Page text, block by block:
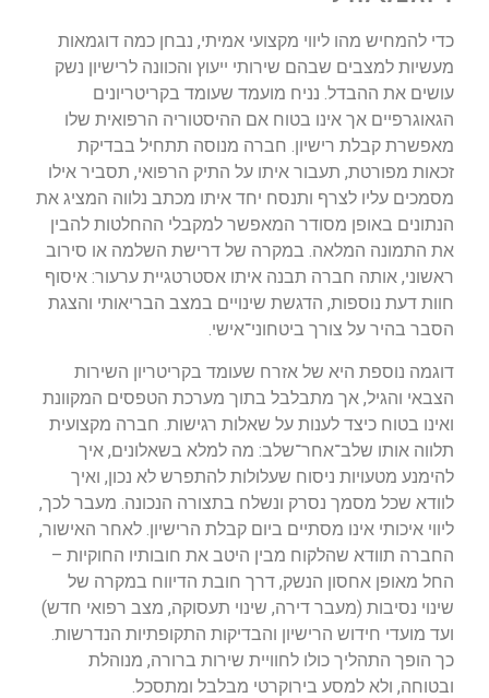
כדי להמחיש מהו ליווי מקצועי אמיתי, נבחן כמה דוגמאות
מעשיות למצבים שבהם שירותי ייעוץ והכוונה לרישיון נשק
עושים את ההבדל. נניח מועמד שעומד בקריטריונים
הגאוגרפיים אך אינו בטוח אם ההיסטוריה הרפואית שלו
מאפשרת קבלת רישיון. חברה מנוסה תתחיל בבדיקת
זכאות מפורטת, תעבור איתו על התיק הרפואי, תסביר אילו
מסמכים עליו לצרף ותנסח יחד איתו מכתב נלווה המציג את
הנתונים באופן מסודר המאפשר למקבלי ההחלטות להבין
את התמונה המלאה. במקרה של דרישת השלמה או סירוב
ראשוני, אותה חברה תבנה איתו אסטרטגיית ערעור: איסוף
חוות דעת נוספות, הדגשת שינויים במצב הבריאותי והצגת
הסבר בהיר על צורך ביטחוני־אישי.
דוגמה נוספת היא של אזרח שעומד בקריטריון השירות
הצבאי והגיל, אך מתבלבל בתוך מערכת הטפסים המקוונת
ואינו בטוח כיצד לענות על שאלות רגישות. חברה מקצועית
תלווה אותו שלב־אחר־שלב: מה למלא בשאלונים, איך
להימנע מטעויות ניסוח שעלולות להתפרש לא נכון, ואיך
לוודא שכל מסמך נסרק ונשלח בתצורה הנכונה. מעבר לכך,
ליווי איכותי אינו מסתיים ביום קבלת הרישיון. לאחר האישור,
החברה תוודא שהלקוח מבין היטב את חובותיו החוקיות –
החל מאופן אחסון הנשק, דרך חובת הדיווח במקרה של
שינוי נסיבות (מעבר דירה, שינוי תעסוקה, מצב רפואי חדש)
ועד מועדי חידוש הרישיון והבדיקות התקופתיות הנדרשות.
כך הופך התהליך כולו לחוויית שירות ברורה, מנוהלת
ובטוחה, ולא למסע בירוקרטי מבלבל ומתסכל.